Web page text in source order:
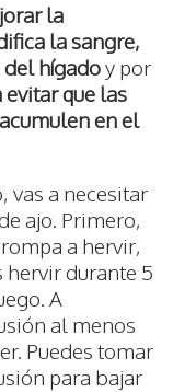
la
la sangre,
hígadoy por
evitar que las
en el
vas a necesitar
ajo. Primero,
a hervir,
hervir durante 5
A
al menos
Puedes tomar
para bajar